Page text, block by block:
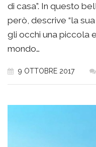
di casa”. In questo
però, descrive “la
gli occhi una piccola
mondo…
9 OTTOBRE 2017